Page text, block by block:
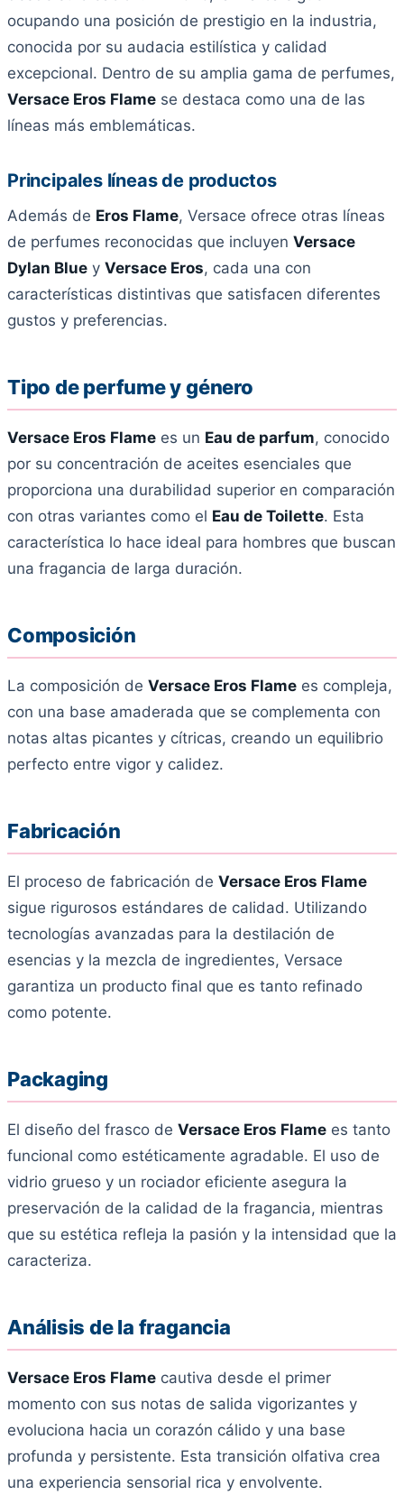
ocupando una posición de prestigio en la industria,
conocida por su audacia estilística y calidad
excepcional. Dentro de su amplia gama de perfumes,
Versace Eros Flame se destaca como una de las
líneas más emblemáticas.
Principales líneas de productos
Además de Eros Flame, Versace ofrece otras líneas
de perfumes reconocidas que incluyen Versace
Dylan Blue y Versace Eros, cada una con
características distintivas que satisfacen diferentes
gustos y preferencias.
Tipo de perfume y género
Versace Eros Flame es un Eau de parfum, conocido
por su concentración de aceites esenciales que
proporciona una durabilidad superior en comparación
con otras variantes como el Eau de Toilette. Esta
característica lo hace ideal para hombres que buscan
una fragancia de larga duración.
Composición
La composición de Versace Eros Flame es compleja,
con una base amaderada que se complementa con
notas altas picantes y cítricas, creando un equilibrio
perfecto entre vigor y calidez.
Fabricación
El proceso de fabricación de Versace Eros Flame
sigue rigurosos estándares de calidad. Utilizando
tecnologías avanzadas para la destilación de
esencias y la mezcla de ingredientes, Versace
garantiza un producto final que es tanto refinado
como potente.
Packaging
El diseño del frasco de Versace Eros Flame es tanto
funcional como estéticamente agradable. El uso de
vidrio grueso y un rociador eficiente asegura la
preservación de la calidad de la fragancia, mientras
que su estética refleja la pasión y la intensidad que la
caracteriza.
Análisis de la fragancia
Versace Eros Flame cautiva desde el primer
momento con sus notas de salida vigorizantes y
evoluciona hacia un corazón cálido y una base
profunda y persistente. Esta transición olfativa crea
una experiencia sensorial rica y envolvente.